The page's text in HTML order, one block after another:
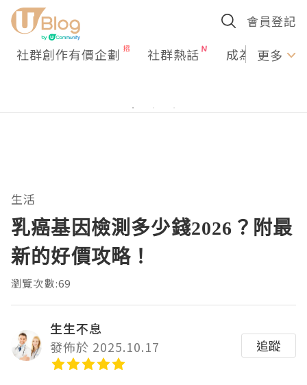
會員登記
社群創作有價企劃 社群熱話 成為U更多
生活
乳癌基因檢測多少錢2026？附最
新的好價攻略！
瀏覽次數:69
生生不息
發佈於 2025.10.17
追蹤